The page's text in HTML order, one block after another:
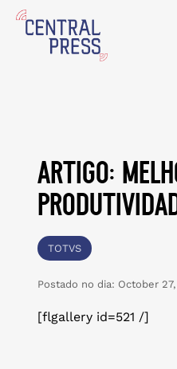
artigo:
TOTVS
Postado no dia: October 27,
[flgallery id=521 /]